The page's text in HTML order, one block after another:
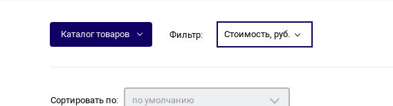
Каталог товаров Фильтр: Стоимость, руб.
Сортировать по: по умолчанию